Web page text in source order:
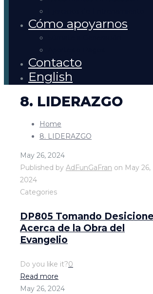
Cómo apoyarnos
Contacto
English
8. LIDERAZGO
Home
8. LIDERAZGO
May 26, 2024
Published by AdFunGaFran on May 26,
2024
Categories
DP805 Tomando
Acerca de la Obra del
Evangelio
Do you like it?0
Read more
May 26, 2024